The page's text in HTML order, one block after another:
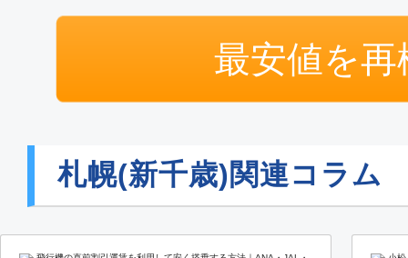
最安値を再
札幌(新千歳)関連コラム